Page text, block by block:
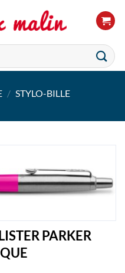
/ STYLO-BILLE
PARKER